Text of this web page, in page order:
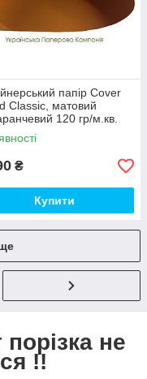
папір Сover
Classic, матовий
120 гр/м.кв.
₴
Купити
не
!!